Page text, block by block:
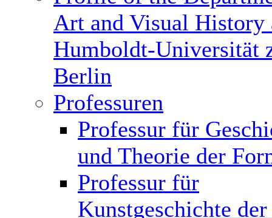
Art and Visual History
Humboldt-Universität
Berlin
Professuren
Professur für
und Theorie der
Professur für
Kunstgeschichte